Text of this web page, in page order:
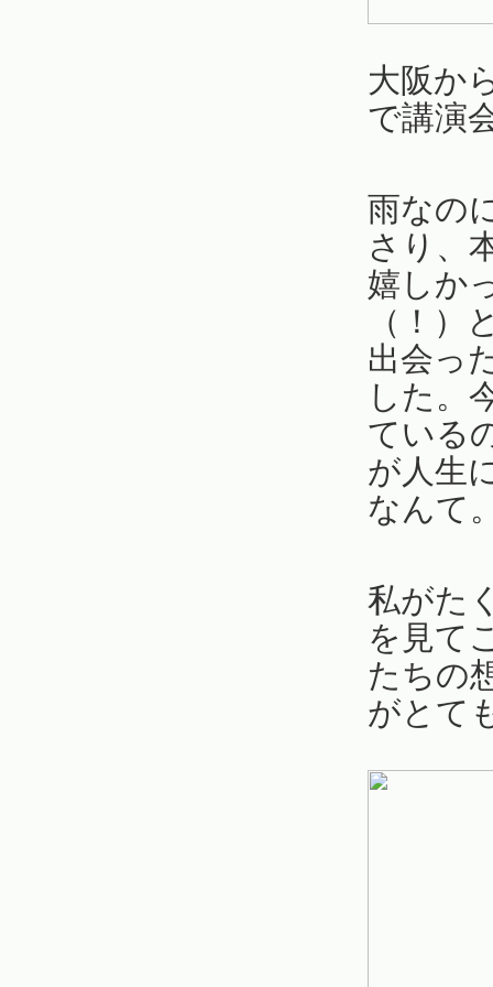
大阪か
で講演
雨なの
さり、
嬉しか
（！）
出会っ
した。
ている
が人生
なんて
私がた
を見て
たちの
がとて